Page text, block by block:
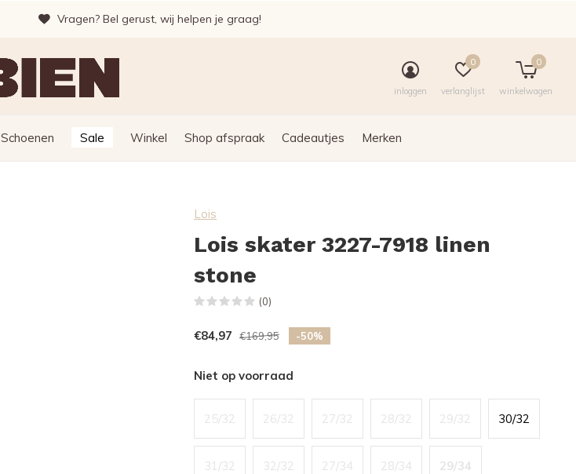
Schoenen Sale Winkel Shop afspraak Cadeautjes Merken
inloggen verlanglijst
0
winkelwagen
0
Vragen? Bel gerust, wij helpen je graag!
Lois
Lois skater 3227-7918 linen
stone
(0)
€84,97 €169,95 -50%
Niet op voorraad
25/32 26/32 27/32 28/32 29/32 30/32
31/32 32/32 27/34 28/34 29/34